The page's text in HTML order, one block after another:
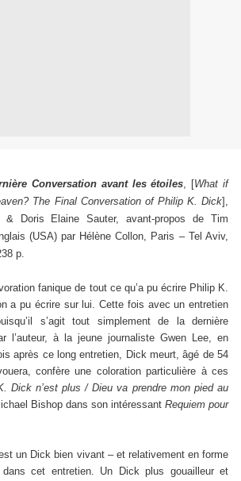
Conversation avant les étoiles, [What if
The Final Conversation of Philip K. Dick],
Doris Elaine Sauter, avant-propos de Tim
(USA) par Hélène Collon, Paris – Tel Aviv,
p.
fanique de tout ce qu’a pu écrire Philip K.
a pu écrire sur lui. Cette fois avec un entretien
s’agit tout simplement de la dernière
l’auteur, à la jeune journaliste Gwen Lee, en
après ce long entretien, Dick meurt, âgé de 54
confère une coloration particulière à ces
Dick n’est plus / Dieu va prendre mon pied au
Bishop dans son intéressant Requiem pour
un Dick bien vivant – et relativement en forme
dans cet entretien. Un Dick plus gouailleur et